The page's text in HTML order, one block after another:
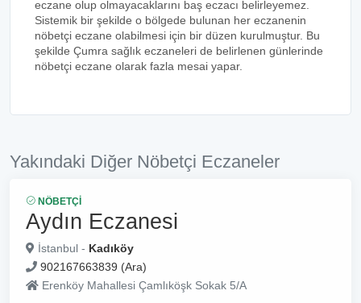
eczane olup olmayacaklarını baş eczacı belirleyemez.
Sistemik bir şekilde o bölgede bulunan her eczanenin
nöbetçi eczane olabilmesi için bir düzen kurulmuştur. Bu
şekilde Çumra sağlık eczaneleri de belirlenen günlerinde
nöbetçi eczane olarak fazla mesai yapar.
Yakındaki Diğer Nöbetçi Eczaneler
NÖBETÇI
Aydın Eczanesi
İstanbul - Kadıköy
902167663839 (Ara)
Erenköy Mahallesi Çamlıköşk Sokak 5/A